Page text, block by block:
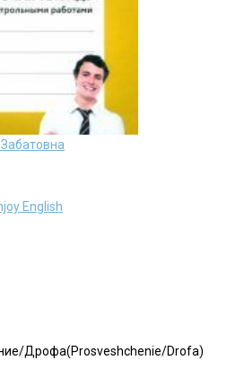
English
Дрофа(Prosveshchenie/Drofa)